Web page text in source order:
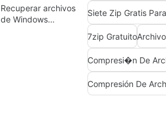
Recuperar archivos
de Windows
Siete Zip Gratis
7zip Gratuito
Compresi�n De
Compresión De